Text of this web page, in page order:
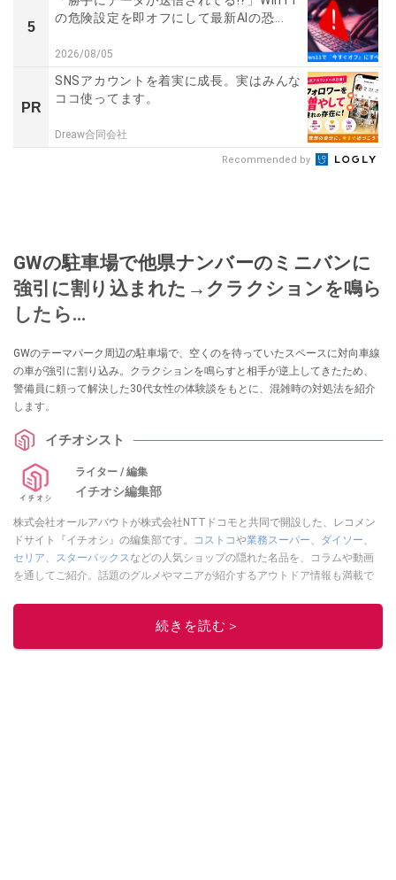
5
の危険設定を即オフにして最新AIの恐...
2026/08/05
PR
SNSアカウントを着実に成長。実はみんな
ココ使ってます。
Dreaw合同会社
Recommended by
GWの駐車場で他県ナンバーのミニバンに
強引に割り込まれた→クラクションを鳴ら
したら…
GWのテーマパーク周辺の駐車場で、空くのを待っていたスペースに対向車線
の車が強引に割り込み。クラクションを鳴らすと相手が逆上してきたため、
警備員に頼って解決した30代女性の体験談をもとに、混雑時の対処法を紹介
します。
イチオシスト
ライター / 編集
イチオシ編集部
株式会社オールアバウトが株式会社NTTドコモと共同で開設した、レコメン
ドサイト『イチオシ』の編集部です。
コストコや業務スーパー、 ダイソー、
セリア、 スターバックスなどの人気ショップの隠れた名品を、コラムや動画
を通してご紹介。話題のグルメやマニアが紹介するアウトドア情報も満載で
レビューしています。毎日トレンド情報をお届けしているので、ぜひ
してください！続きを読む＞